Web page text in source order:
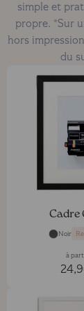
simple et
propre. *Sur
hors
du
Cadre
Noir
à